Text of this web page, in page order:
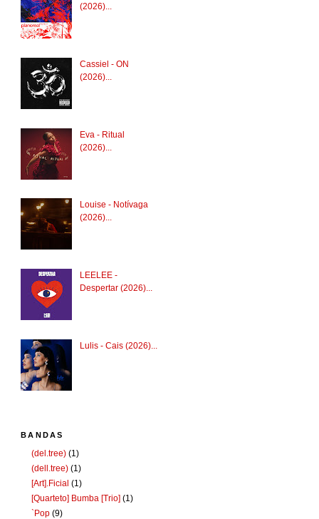
(2026)...
Cassiel - ON
(2026)...
Eva - Ritual
(2026)...
Louise - Notívaga
(2026)...
LEELEE -
Despertar (2026)...
Lulis - Cais (2026)...
BANDAS
(del.tree) (1)
(dell.tree) (1)
[Art].Ficial (1)
[Quarteto] Bumba [Trio] (1)
`Pop (9)